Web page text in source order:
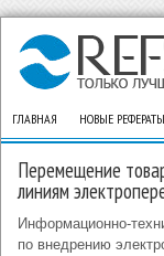
ГЛАВНАЯ НОВЫЕ РЕФЕРАТЫ
Перемещение
линиям
Информационно-
по внедрению